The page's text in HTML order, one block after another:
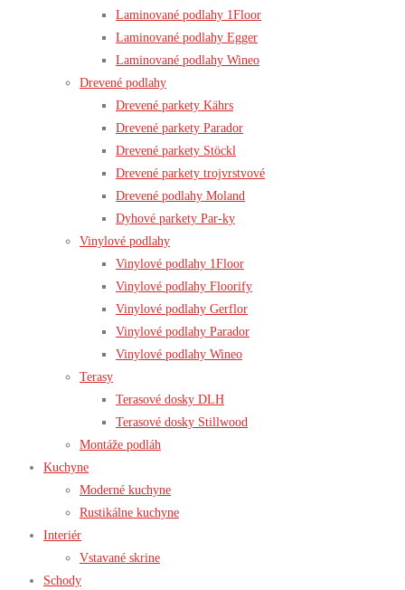
Laminované podlahy 1Floor
Laminované podlahy Egger
Laminované podlahy Wineo
Drevené podlahy
Drevené parkety Kährs
Drevené parkety Parador
Drevené parkety Stöckl
Drevené parkety trojvrstvové
Drevené podlahy Moland
Dyhové parkety Par-ky
Vinylové podlahy
Vinylové podlahy 1Floor
Vinylové podlahy Floorify
Vinylové podlahy Gerflor
Vinylové podlahy Parador
Vinylové podlahy Wineo
Terasy
Terasové dosky DLH
Terasové dosky Stillwood
Montáže podláh
Kuchyne
Moderné kuchyne
Rustikálne kuchyne
Interiér
Vstavané skrine
Schody